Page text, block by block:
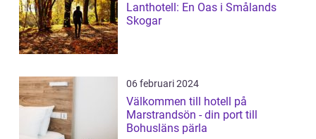
Lanthotell: En Oas i Smålands
Skogar
06 februari 2024
Välkommen till hotell på
Marstrandsön - din port till
Bohusläns pärla